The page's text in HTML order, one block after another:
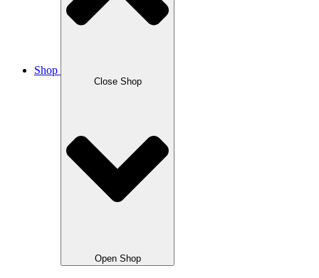
Shop
Close Shop
Open Shop